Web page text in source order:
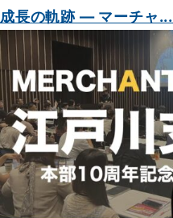
成長の軌跡 — マーチャ...